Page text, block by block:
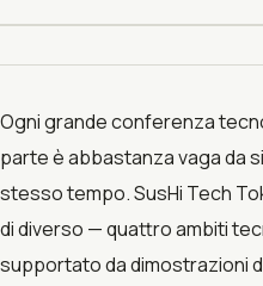
Ogni grande conferenza
parte è abbastanza vaga da
stesso tempo. SusHi Tech
di diverso — quattro ambiti
supportato da dimostrazioni